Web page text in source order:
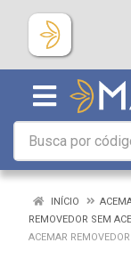
INÍCIO
REMOVEDOR SEM
ACEMAR